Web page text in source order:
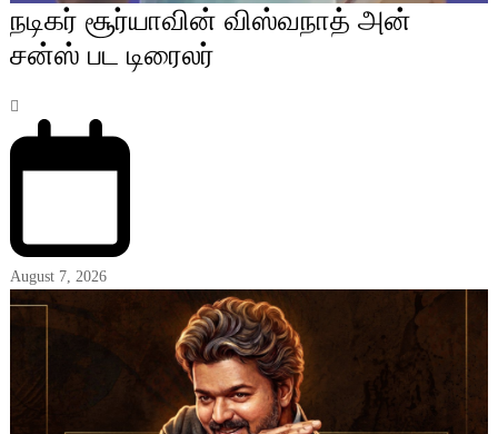
நடிகர் சூர்யாவின் விஸ்வநாத் அன்
சன்ஸ் பட டிரைலர்
August 7, 2026